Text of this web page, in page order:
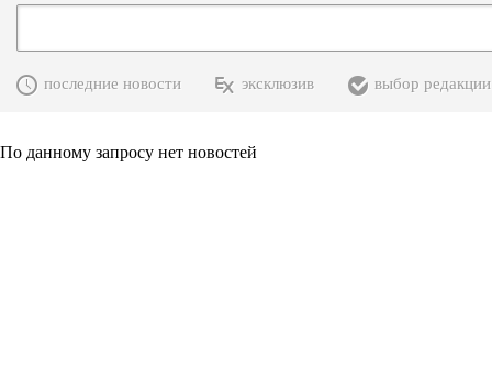
последние новости эксклюзив выбор редакции
По данному запросу нет новостей